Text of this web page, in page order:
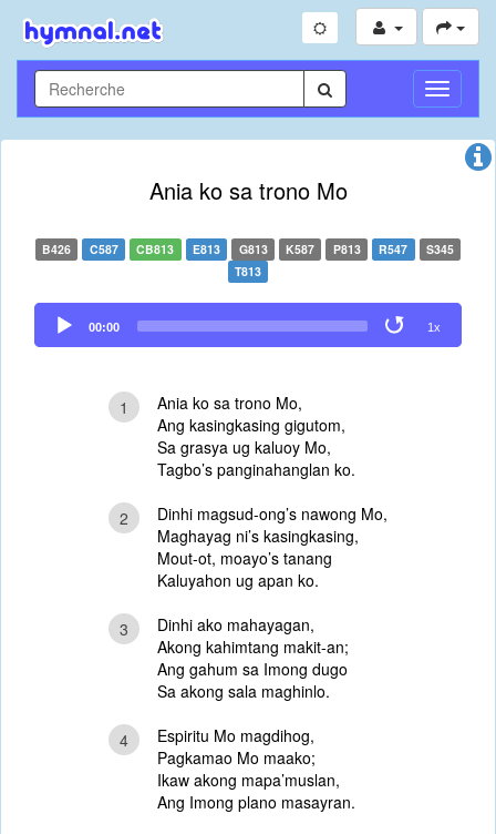
Toggle
Ania ko sa trono Mo
B426 C587 CB813 E813 G813 K587 P813 R547
S345
T813
Audio
Player
00:00 1x
1
Ania ko sa trono Mo,
Ang kasingkasing gigutom,
Sa grasya ug kaluoy Mo,
Tagbo’s panginahanglan ko.
2
Dinhi magsud-ong’s nawong Mo,
Maghayag ni’s kasingkasing,
Mout-ot, moayo’s tanang
Kaluyahon ug apan ko.
3
Dinhi ako mahayagan,
Akong kahimtang makit-an;
Ang gahum sa Imong dugo
Sa akong sala maghinlo.
4
Espiritu Mo magdihog,
Pagkamao Mo maako;
Ikaw akong mapa’muslan,
Ang Imong plano masayran.